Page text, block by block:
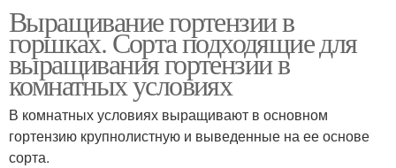
Выращивание гортензии в
горшках. Сорта подходящие для
выращивания гортензии в
комнатных условиях
В комнатных условиях выращивают в основном
гортензию крупнолистную и выведенные на ее основе
сорта.